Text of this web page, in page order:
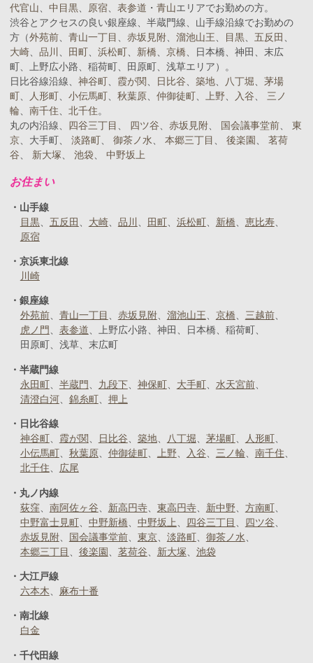
代官山、中目黒、 原宿、表参道 ・青山エリアでお勤めの方。
渋谷とアクセスの良い銀座線、半蔵門線、山手線沿線でお勤めの
方（外苑前、青山一丁目 、赤坂見附、溜池山王、 目黒、 五反田 、
大崎、品川 、 田町、浜松町、 新橋、京橋、日本橋、神田、末広
町、上野広小路、稲荷町、田原町、浅草エリア）。
日比谷線沿線、神谷町、 霞が関、 日比谷、築地、 八丁堀、茅場
町、 人形町、小伝馬町、秋葉原、仲御徒町、上野、 入谷、三ノ
輪、南千住、北千住。
丸の内沿線、 四谷三丁目 、 四ツ谷、赤坂見附、 国会議事堂前、東
京、大手町、淡路町、御茶ノ水、本郷三丁目 、後楽園、茗荷
谷、 新大塚、池袋、中野坂上
お住まい
山手線
目黒
五反田 大崎 品川 田町 浜松町 新橋
恵比寿
原宿
京浜東北線
川崎
銀座線
外苑前
青山一丁目 赤坂見附 溜池山王 京橋
三越前
虎ノ門
表参道 上野広小路 神田 日本橋
稲荷町
田原町
浅草 末広町
半蔵門線
永田町
半蔵門 九段下 神保町 大手町
水天宮前
清澄白河
錦糸町 押上
日比谷線
神谷町
霞が関 日比谷 築地 八丁堀 茅場町
人形町
小伝馬町
秋葉原 仲御徒町 上野 入谷 三ノ輪
南千住
北千住
広尾
丸ノ内線
荻窪
南阿佐ヶ谷 新高円寺 東高円寺 新中野
方南町
中野富士見町
中野新橋 中野坂上 四谷三丁目
四ツ谷
赤坂見附
国会議事堂前 東京 淡路町
御茶ノ水
本郷三丁目
後楽園 茗荷谷 新大塚 池袋
大江戸線
六本木
麻布十番
南北線
白金
千代田線